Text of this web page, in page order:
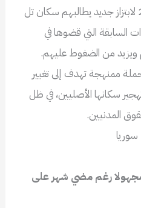
تركوها أثناء النزوح في عام 2018 لابتزاز جديد يطالبهم سكان تل
السابقة التي قضوها في
ويزيد من الضغوط عليهم.
ممنهجة تهدف إلى تغيير
سكانها الأصليين، في ظل
المدنيين.
مجهولا رغم مضي شهر على